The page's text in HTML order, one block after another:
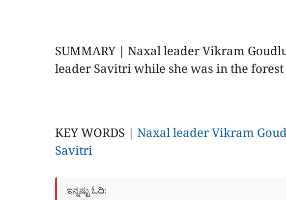
SUMMARY | Naxal leader Vikram
leader Savitri while she was in the forest
KEY WORDS | Naxal leader Vikram
Savitri
ಇನ್ನಷ್ಟು ಓದಿ: